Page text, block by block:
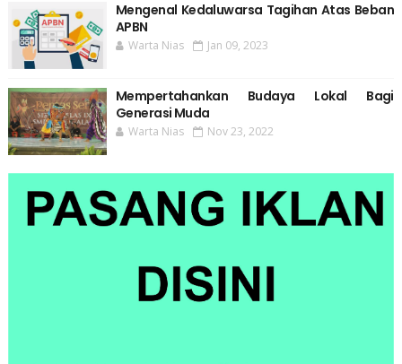
Mengenal Kedaluwarsa Tagihan Atas Beban
APBN
Warta Nias Jan 09, 2023
Mempertahankan Budaya Lokal Bagi
Generasi Muda
Warta Nias Nov 23, 2022